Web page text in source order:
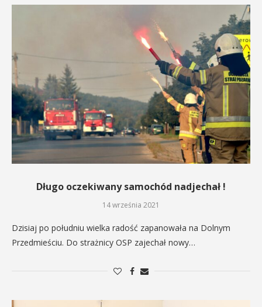
Długo oczekiwany samochód nadjechał !
14 września 2021
Dzisiaj po południu wielka radość zapanowała na Dolnym
Przedmieściu. Do strażnicy OSP zajechał nowy…